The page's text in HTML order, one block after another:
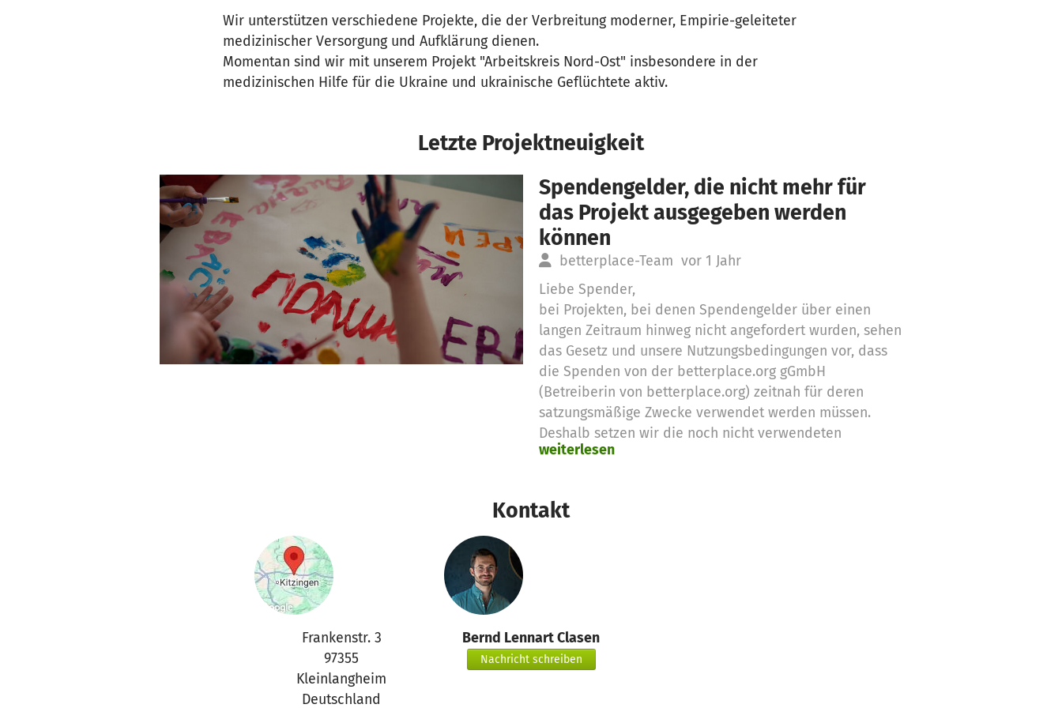
Wir unterstützen verschiedene Projekte, die der Verbreitung moderner, Empirie-geleiteter
medizinischer Versorgung und Aufklärung dienen.
Momentan sind wir mit unserem Projekt "Arbeitskreis Nord-Ost" insbesondere in der
medizinischen Hilfe für die Ukraine und ukrainische Geflüchtete aktiv.
Letzte Projektneuigkeit
Spendengelder, die nicht mehr für
das Projekt ausgegeben werden
können
betterplace-Team vor 1 Jahr
Liebe Spender,
bei Projekten, bei denen Spendengelder über einen
langen Zeitraum hinweg nicht angefordert wurden, sehen
das Gesetz und unsere Nutzungsbedingungen vor, dass
die Spenden von der betterplace.org gGmbH
(Betreiberin von betterplace.org) zeitnah für deren
satzungsmäßige Zwecke verwendet werden müssen.
Deshalb setzen wir die noch nicht verwendeten
Spendengelder für diese Zwecke ein
weiterlesen
Kontakt
Frankenstr. 3
97355
Kleinlangheim
Deutschland
Bernd Lennart Clasen
Nachricht schreiben